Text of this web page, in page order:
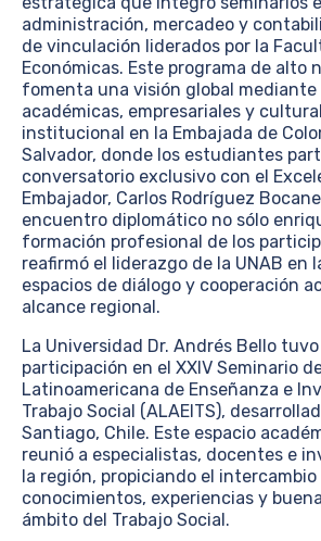
administración, mercadeo y
de vinculación liderados por la
Económicas. Este programa de alto
fomenta una visión global mediante
académicas, empresariales y
institucional en la Embajada de
Salvador, donde los estudiantes
conversatorio exclusivo con el
Embajador, Carlos Rodríguez
encuentro diplomático no sólo
formación profesional de los
reafirmó el liderazgo de la UNAB en
espacios de diálogo y cooperación
alcance regional.
La Universidad Dr. Andrés Bello
participación en el XXIV Seminario
Latinoamericana de Enseñanza e
Trabajo Social (ALAEITS),
Santiago, Chile. Este espacio
reunió a especialistas, docentes e
la región, propiciando el intercambio
conocimientos, experiencias y
ámbito del Trabajo Social.